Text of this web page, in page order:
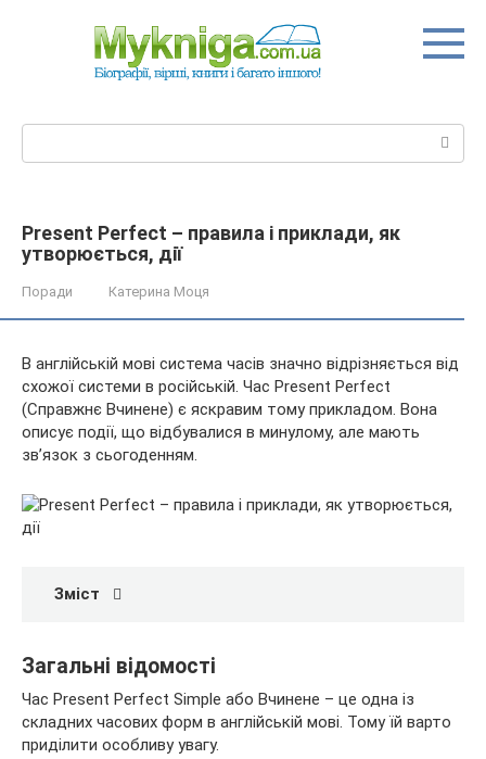
Present Perfect – правила і приклади, як
утворюється, дії
Поради Катерина Моця
В англійській мові система часів значно відрізняється від
схожої системи в російській. Час Present Perfect
(Справжнє Вчинене) є яскравим тому прикладом. Вона
описує події, що відбувалися в минулому, але мають
зв’язок з сьогоденням.
Зміст
Загальні відомості
Час Present Perfect Simple або Вчинене – це одна із
складних часових форм в англійській мові. Тому їй варто
приділити особливу увагу.